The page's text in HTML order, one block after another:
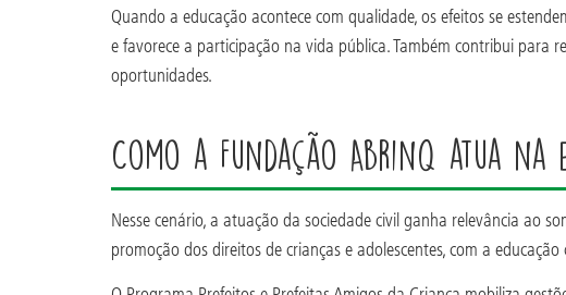
Quando a educação acontece com qualidade, os efeitos se
e favorece a participação na vida pública. Também contribui para
oportunidades.
Como a Fundação Abrinq atua na
Nesse cenário, a atuação da sociedade civil ganha relevância ao
promoção dos direitos de crianças e adolescentes, com a